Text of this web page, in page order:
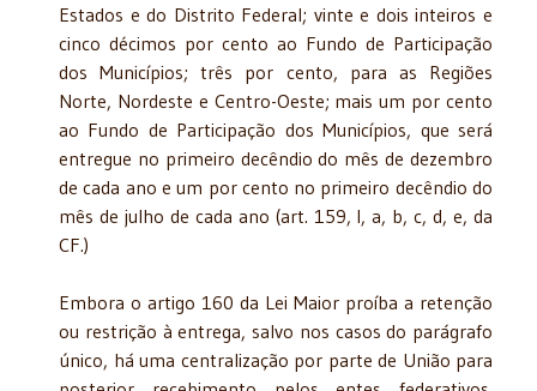
Estados e do Distrito Federal; vinte e dois inteiros e
cinco décimos por cento ao Fundo de Participação
dos Municípios; três por cento, para as Regiões
Norte, Nordeste e Centro-Oeste; mais um por cento
ao Fundo de Participação dos Municípios, que será
entregue no primeiro decêndio do mês de dezembro
de cada ano e um por cento no primeiro decêndio do
mês de julho de cada ano (art. 159, I, a, b, c, d, e, da
CF.)
Embora o artigo 160 da Lei Maior proíba a retenção
ou restrição à entrega, salvo nos casos do parágrafo
único, há uma centralização por parte de União para